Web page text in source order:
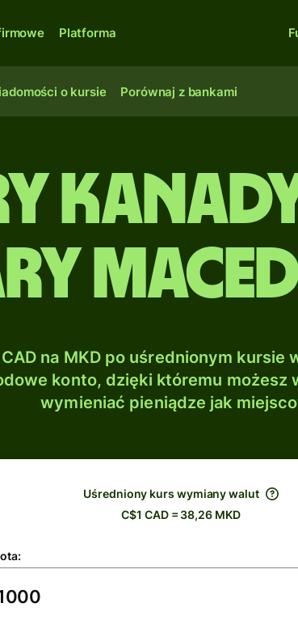
Platforma
o kursie Porównaj z bankami
na MKD po uśrednionym kursie
konto, dzięki któremu możesz
wymieniać pieniądze jak
Uśredniony kurs wymiany walut
C$1 CAD = 38,26 MKD